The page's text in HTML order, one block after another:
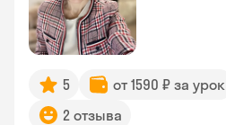
5 от 1590 ₽ за урок
2 отзыва